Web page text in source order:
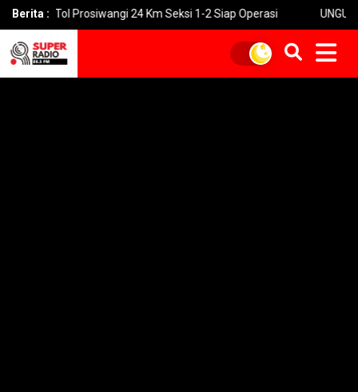
Berita :
Prosiwangi 24 Km Seksi 1-2 Siap Operasi UNGU Rilis Video